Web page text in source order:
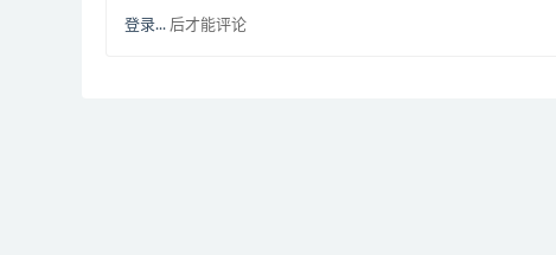
登录...后才能评论